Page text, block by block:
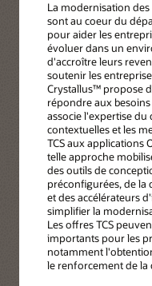
La modernisation
sont au coeur du
pour aider les
évoluer dans un
d'accroître leurs
soutenir les
Crystallus™ propose
répondre aux
associe l'expertise du
contextuelles et les
TCS aux applications
telle approche
des outils de
préconfigurées, de la
et des accélérateurs
simplifier la
Les offres TCS
importants pour les
notamment
le renforcement de